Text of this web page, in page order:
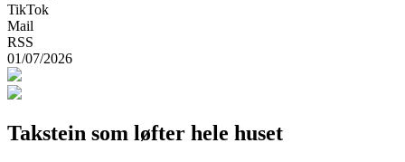
TikTok
Mail
RSS
01/07/2026
Takstein som løfter hele huset